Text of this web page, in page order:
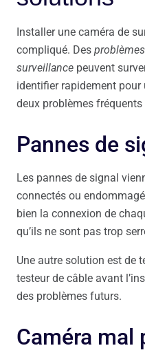
Installer une caméra de
compliqué. Des
surveillance peuvent
identifier rapidement
deux problèmes
Pannes de
Les pannes de signal
connectés ou
bien la connexion de
qu’ils ne sont pas trop
Une autre solution est de
testeur de câble avant
des problèmes futurs.
Caméra mal